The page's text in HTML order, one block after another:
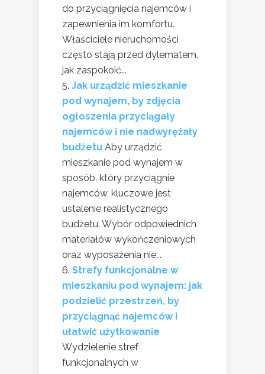
do przyciągnięcia najemców i
zapewnienia im komfortu.
Właściciele nieruchomości
często stają przed dylematem,
jak zaspokoić...
Jak urządzić mieszkanie
pod wynajem, by zdjęcia
ogłoszenia przyciągały
najemców i nie nadwyrężały
budżetu Aby urządzić
mieszkanie pod wynajem w
sposób, który przyciągnie
najemców, kluczowe jest
ustalenie realistycznego
budżetu. Wybór odpowiednich
materiałów wykończeniowych
oraz wyposażenia nie...
Strefy funkcjonalne w
mieszkaniu pod wynajem: jak
podzielić przestrzeń, by
przyciągnąć najemców i
ułatwić użytkowanie
Wydzielenie stref
funkcjonalnych w